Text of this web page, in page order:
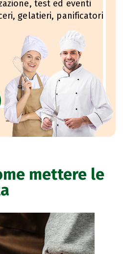
test ed eventi
gelatieri, panificatori
mettere le